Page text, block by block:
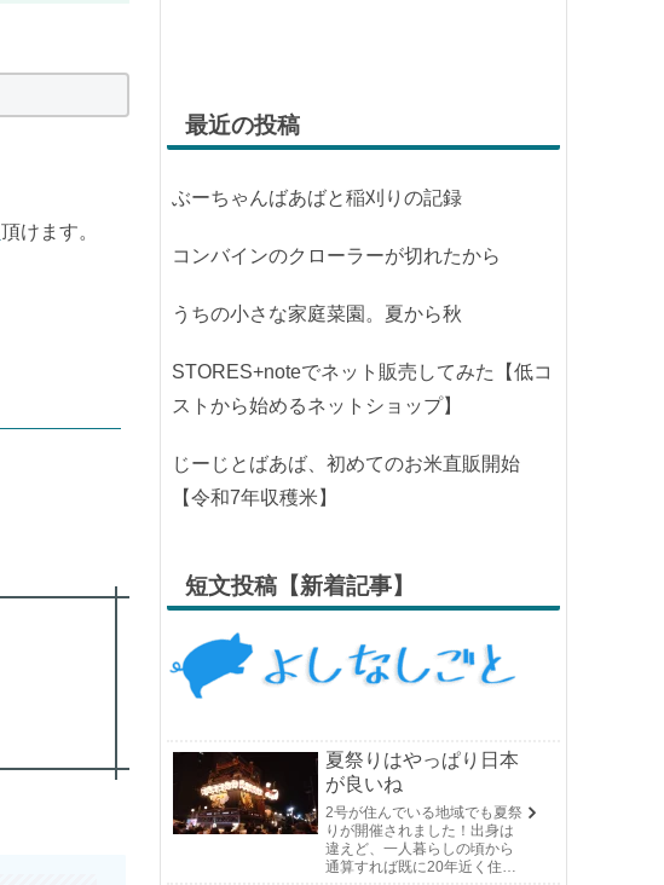
頂けます。
最近の投稿
ぶーちゃんばあばと稲刈りの記録
コンバインのクローラーが切れたから
うちの小さな家庭菜園。夏から秋
STORES+noteでネット販売してみた【低コ
ストから始めるネットショップ】
じーじとばあば、初めてのお米直販開始
【令和7年収穫米】
短文投稿【新着記事】
夏祭りはやっぱり日本
が良いね
2号が住んでいる地域でも夏祭
りが開催されました！出身は
違えど、一人暮らしの頃から
通算すれば既に20年近く住ん